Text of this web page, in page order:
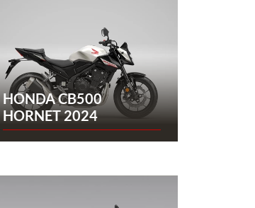
HONDA CB500
HORNET 2024